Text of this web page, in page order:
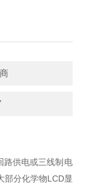
路供电或三线制电
部分化学物LCD显